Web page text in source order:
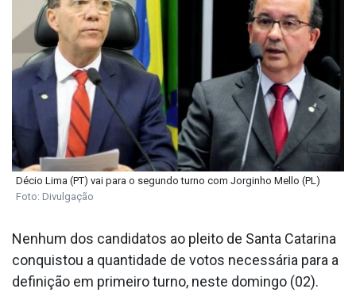
Décio Lima (PT) vai para o segundo turno com Jorginho Mello (PL)
Foto: Divulgação
Nenhum dos candidatos ao pleito de Santa Catarina
conquistou a quantidade de votos necessária para a
definição em primeiro turno, neste domingo (02).